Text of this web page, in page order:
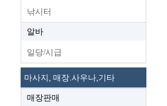
낚시터
알바
일당/시급
마사지, 매장.사우나,기타
매장판매